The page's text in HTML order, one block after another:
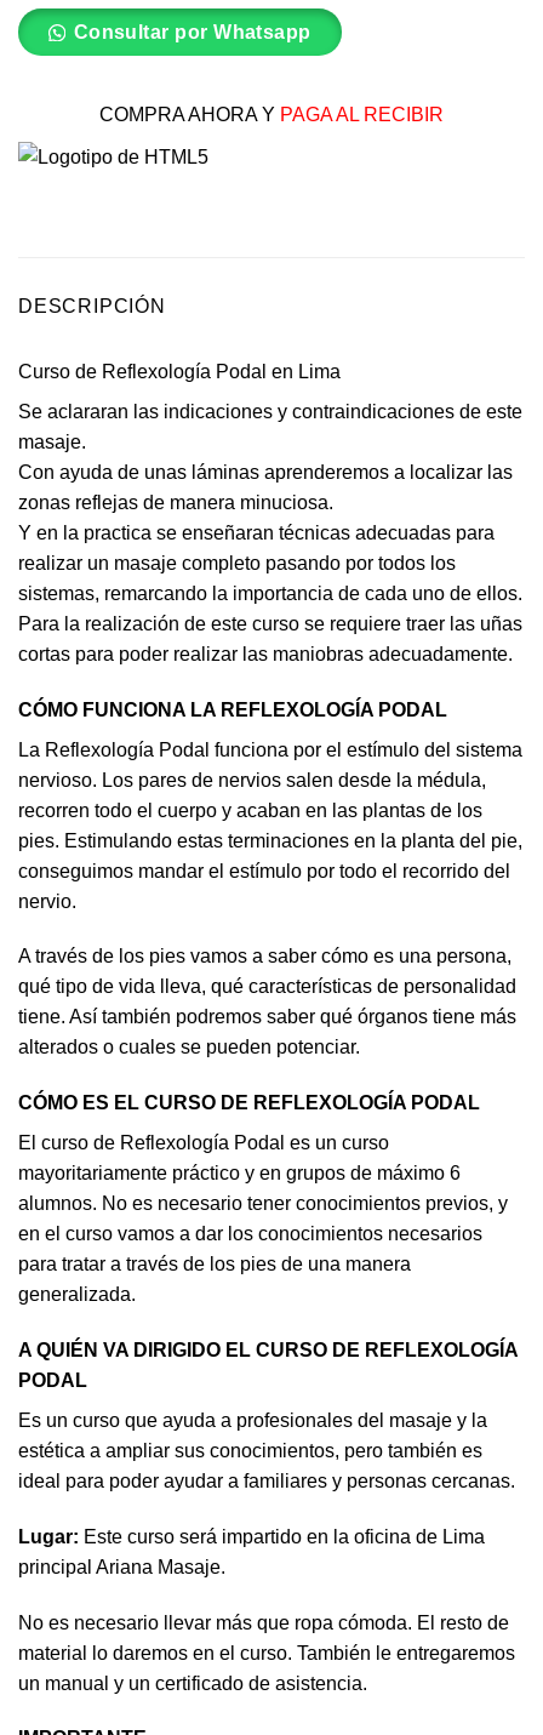
Consultar por Whatsapp
COMPRA AHORA Y PAGA AL RECIBIR
DESCRIPCIÓN
Curso de Reflexología Podal en Lima
Se aclararan las indicaciones y contraindicaciones de este
masaje.
Con ayuda de unas láminas aprenderemos a localizar las
zonas reflejas de manera minuciosa.
Y en la practica se enseñaran técnicas adecuadas para
realizar un masaje completo pasando por todos los
sistemas, remarcando la importancia de cada uno de ellos.
Para la realización de este curso se requiere traer las uñas
cortas para poder realizar las maniobras adecuadamente.
CÓMO FUNCIONA LA REFLEXOLOGÍA PODAL
La Reflexología Podal funciona por el estímulo del sistema
nervioso. Los pares de nervios salen desde la médula,
recorren todo el cuerpo y acaban en las plantas de los
pies. Estimulando estas terminaciones en la planta del pie,
conseguimos mandar el estímulo por todo el recorrido del
nervio.
A través de los pies vamos a saber cómo es una persona,
qué tipo de vida lleva, qué características de personalidad
tiene. Así también podremos saber qué órganos tiene más
alterados o cuales se pueden potenciar.
CÓMO ES EL CURSO DE REFLEXOLOGÍA PODAL
El curso de Reflexología Podal es un curso
mayoritariamente práctico y en grupos de máximo 6
alumnos. No es necesario tener conocimientos previos, y
en el curso vamos a dar los conocimientos necesarios
para tratar a través de los pies de una manera
generalizada.
A QUIÉN VA DIRIGIDO EL CURSO DE REFLEXOLOGÍA
PODAL
Es un curso que ayuda a profesionales del masaje y la
estética a ampliar sus conocimientos, pero también es
ideal para poder ayudar a familiares y personas cercanas.
Lugar: Este curso será impartido en la oficina de Lima
principal Ariana Masaje.
No es necesario llevar más que ropa cómoda. El resto de
material lo daremos en el curso. También le entregaremos
un manual y un certificado de asistencia.